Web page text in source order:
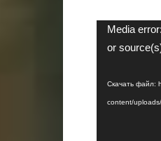
Видеоплеер
Media
or
Скачать файл:
content/